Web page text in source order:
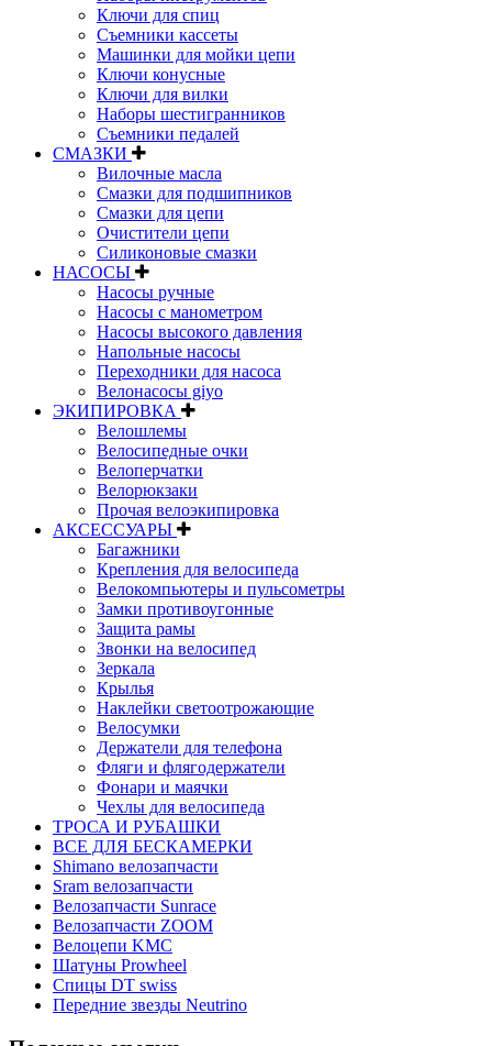
Ключи для спиц
Съемники кассеты
Машинки для мойки цепи
Ключи конусные
Ключи для вилки
Наборы шестигранников
Съемники педалей
СМАЗКИ
Вилочные масла
Смазки для подшипников
Смазки для цепи
Очистители цепи
Силиконовые смазки
НАСОСЫ
Насосы ручные
Насосы с манометром
Насосы высокого давления
Напольные насосы
Переходники для насоса
Велонасосы giyo
ЭКИПИРОВКА
Велошлемы
Велосипедные очки
Велоперчатки
Велорюкзаки
Прочая велоэкипировка
АКСЕССУАРЫ
Багажники
Крепления для велосипеда
Велокомпьютеры и пульсометры
Замки противоугонные
Защита рамы
Звонки на велосипед
Зеркала
Крылья
Наклейки светоотрожающие
Велосумки
Держатели для телефона
Фляги и флягодержатели
Фонари и маячки
Чехлы для велосипеда
ТРОСА И РУБАШКИ
ВСЕ ДЛЯ БЕСКАМЕРКИ
Shimano велозапчасти
Sram велозапчасти
Велозапчасти Sunrace
Велозапчасти ZOOM
Велоцепи KMC
Шатуны Prowheel
Спицы DT swiss
Передние звезды Neutrino